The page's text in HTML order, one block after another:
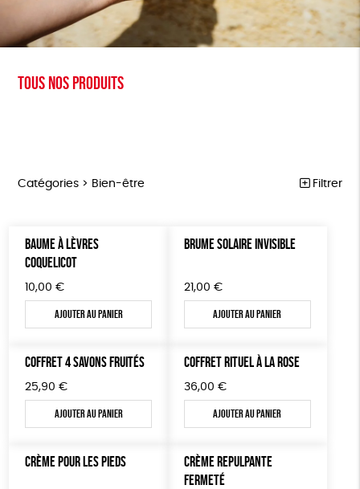
Tous nos produits
Catégories > Bien-être Filtrer
MAISON
BIEN-ÊTRE
LIVRES
TOUT
Par défaut
Popularité
Nouveauté
Prix : du - cher au + cher
Prix
50 € - 100 €
150 € - 200 €
Couleur
vert violet
Mots clés
FSC Fabrication artisanale PEFC
BAUME À LÈVRES
COQUELICOT
10,00 €
Ajouter au panier
BRUME SOLAIRE INVISIBLE
21,00 €
Ajouter au panier
COFFRET 4 SAVONS FRUITÉS
25,90 €
Ajouter au panier
COFFRET RITUEL À LA ROSE
36,00 €
Ajouter au panier
CRÈME POUR LES PIEDS
CRÈME REPULPANTE
FERMETÉ